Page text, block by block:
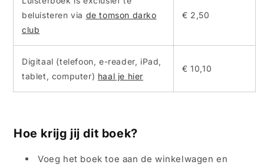
beluisteren via de tomson darko
club
€ 2,50
Digitaal (telefoon, e-reader, iPad,
tablet, computer) haal je hier
€ 10,10
Hoe krijg jij dit boek?
Voeg het boek toe aan de winkelwagen en